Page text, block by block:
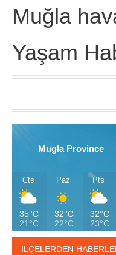
Muğla
Yaşam
Mugla Province
Cts
35°C
21°C
Paz
32°C
22°C
Pts
32°C
23°C
İLÇELERDEN